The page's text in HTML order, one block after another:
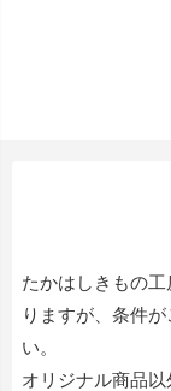
たかはしきもの
りますが、条件
い。
オリジナル商品